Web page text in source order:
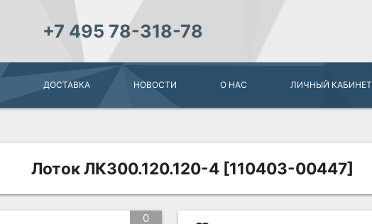
+7 495 78-318-78
ДОСТАВКА НОВОСТИ О НАС ЛИЧНЫЙ КАБИНЕТ
Лоток ЛК300.120.120-4 [110403-00447]
0